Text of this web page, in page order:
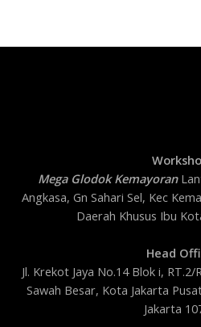
Mega Glodok Kemayoran
Angkasa, Gn Sahari Sel, Kec
Daerah Khusus Ibu
Head
Jl. Krekot Jaya No.14 Blok i,
Sawah Besar, Kota Jakarta
Jakarta